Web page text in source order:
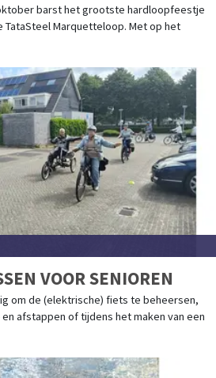
oktober barst het grootste hardloopfeestje
TataSteel Marquetteloop. Met op het
VOOR SENIOREN
om de (elektrische) fiets te beheersen,
afstappen of tijdens het maken van een